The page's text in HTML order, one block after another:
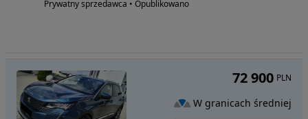
Prywatny sprzedawca • Opublikowano
72 900 PLN
W granicach średniej